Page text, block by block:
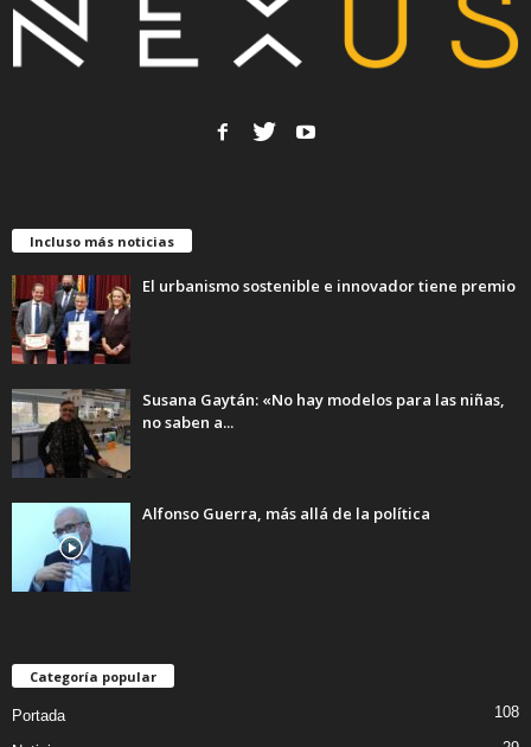
Incluso más noticias
El urbanismo sostenible e innovador tiene premio
Susana Gaytán: «No hay modelos para las niñas,
no saben a...
Alfonso Guerra, más allá de la política
Categoría popular
Portada 108